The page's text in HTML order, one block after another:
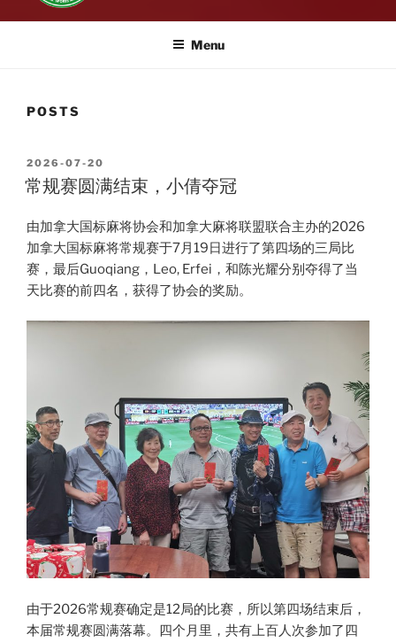
Menu
POSTS
POSTED
ON
2026-07-20
常规赛圆满结束，小倩夺冠
由加拿大国标麻将协会和加拿大麻将联盟联合主办的2026
加拿大国标麻将常规赛于7月19日进行了第四场的三局比
赛，最后Guoqiang，Leo, Erfei，和陈光耀分别夺得了当
天比赛的前四名，获得了协会的奖励。
由于2026常规赛确定是12局的比赛，所以第四场结束后，
本届常规赛圆满落幕。四个月里，共有上百人次参加了四